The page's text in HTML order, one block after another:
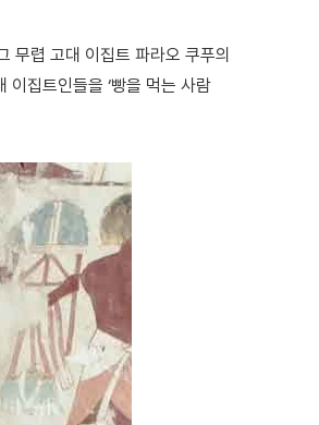
무렵 고대 이집트 파라오 쿠푸의
집트인들을 ‘빵을 먹는 사람